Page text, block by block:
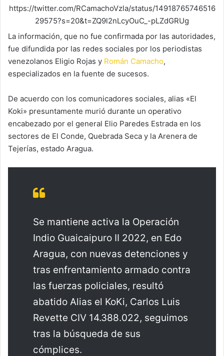
https://twitter.com/RCamachoVzla/status/14918765746516
29575?s=20&t=ZQ9l2nLcyOuC_-pLZdGRUg
La información, que no fue confirmada por las autoridades,
fue difundida por las redes sociales por los periodistas
venezolanos Eligio Rojas y Román Camacho,
especializados en la fuente de sucesos.
De acuerdo con los comunicadores sociales, alias «El
Koki» presuntamente murió durante un operativo
encabezado por el general Elio Paredes Estrada en los
sectores de El Conde, Quebrada Seca y la Arenera de
Tejerías, estado Aragua.
Se mantiene activa la Operación
Indio Guaicaipuro II 2022, en Edo
Aragua, con nuevas detenciones y
tras enfrentamiento armado contra
las fuerzas policiales, resultó
abatido Alias el KoKi, Carlos Luis
Revette CIV 14.388.022, seguimos
tras la búsqueda de sus
cómplices.